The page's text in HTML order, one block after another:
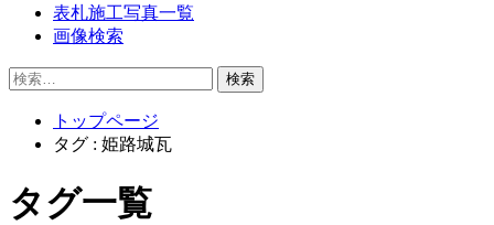
表札施工写真一覧
画像検索
検
トップページ
タグ : 姫路城瓦
タグ一覧